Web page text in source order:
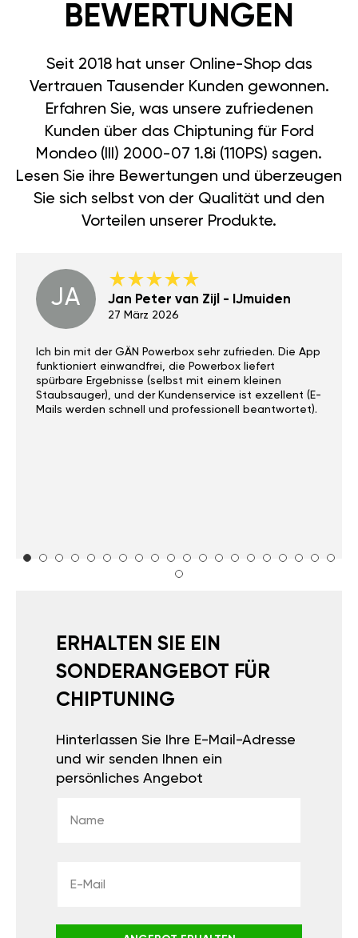
BEWERTUNGEN
Seit 2018 hat unser Online-Shop das
Vertrauen Tausender Kunden gewonnen.
Erfahren Sie, was unsere zufriedenen
Kunden über das Chiptuning für Ford
Mondeo (III) 2000-07 1.8i (110PS) sagen.
Lesen Sie ihre Bewertungen und überzeugen
Sie sich selbst von der Qualität und den
Vorteilen unserer Produkte.
JA Jan Peter van Zijl - IJmuiden
27 März 2026
Ich bin mit der GÄN Powerbox sehr zufrieden. Die App
funktioniert einwandfrei, die Powerbox liefert
spürbare Ergebnisse (selbst mit einem kleinen
Staubsauger), und der Kundenservice ist exzellent (E-
Mails werden schnell und professionell beantwortet).
ERHALTEN SIE EIN
SONDERANGEBOT FÜR
CHIPTUNING
Hinterlassen Sie Ihre E-Mail-Adresse
und wir senden Ihnen ein
persönliches Angebot